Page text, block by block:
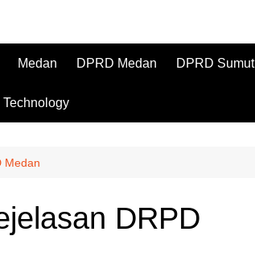
Medan DPRD Medan DPRD Sumut
Technology
Medan
DRPD